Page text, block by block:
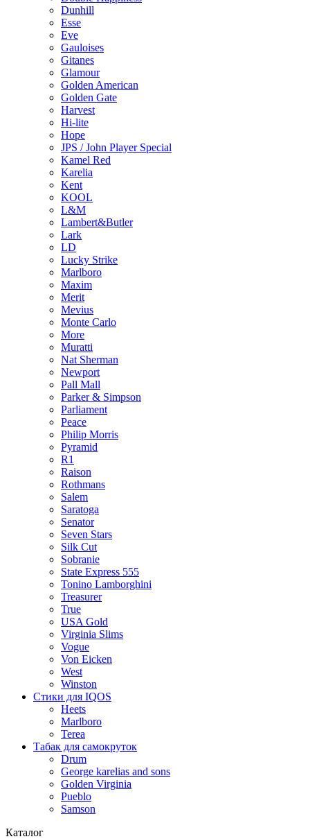
Dunhill
Esse
Eve
Gauloises
Gitanes
Glamour
Golden American
Golden Gate
Harvest
Hi-lite
Hope
JPS / John Player Special
Kamel Red
Karelia
Kent
KOOL
L&M
Lambert&Butler
Lark
LD
Lucky Strike
Marlboro
Maxim
Merit
Mevius
Monte Carlo
More
Muratti
Nat Sherman
Newport
Pall Mall
Parker & Simpson
Parliament
Peace
Philip Morris
Pyramid
R1
Raison
Rothmans
Salem
Saratoga
Senator
Seven Stars
Silk Cut
Sobranie
State Express 555
Tonino Lamborghini
Treasurer
True
USA Gold
Virginia Slims
Vogue
Von Eicken
West
Winston
Стики для IQOS
Heets
Marlboro
Terea
Табак для самокруток
Drum
George karelias and sons
Golden Virginia
Pueblo
Samson
Каталог